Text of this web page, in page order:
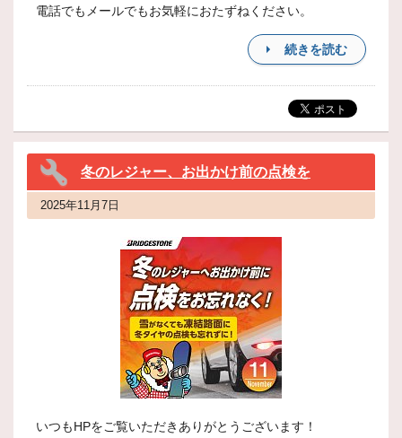
電話でもメールでもお気軽におたずねください。
続きを読む
冬のレジャー、お出かけ前の点検を
2025年11月7日
いつもHPをご覧いただきありがとうございます！